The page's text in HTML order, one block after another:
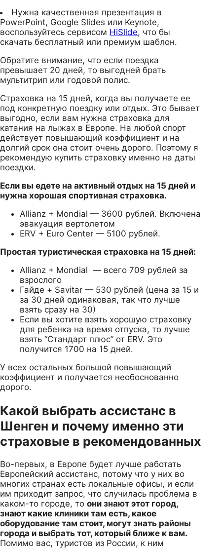
Нужна качественная презентация в
PowerPoint, Google Slides или Keynote,
воспользуйтесь сервисом HiSlide, что бы
скачать бесплатный или премиум шаблон.
Обратите внимание, что если поездка
превышает 20 дней, то выгодней брать
мультитрип или годовой полис.
Страховка на 15 дней, когда вы получаете ее
под конкретную поездку или отдых. Это бывает
выгодно, если вам нужна страховка для
катания на лыжах в Европе. На любой спорт
действует повышающий коэффициент и на
долгий срок она стоит очень дорого. Поэтому я
рекомендую купить страховку именно на даты
поездки.
Если вы едете на активный отдых на 15 дней и
нужна хорошая спортивная страховка.
Allianz + Mondial — 3600 рублей. Включена
эвакуация вертолетом
ERV + Euro Center — 5100 рублей.
Простая туристическая страховка на 15 дней:
Allianz + Mondial — всего 709 рублей за
взрослого
Гайде + Savitar — 530 рублей (цена за 15 и
за 30 дней одинаковая, так что лучше
взять сразу на 30)
Если вы хотите взять хорошую страховку
для ребенка на время отпуска, то лучше
взять “Стандарт плюс” от ERV. Это
получится 1700 на 15 дней.
У всех остальных большой повышающий
коэффициент и получается необоснованно
дорого.
Какой выбрать ассистанс в
Шенген и почему именно эти
страховые в рекомендованных
Во-первых, в Европе будет лучше работать
Европейский ассистанс, потому что у них во
многих странах есть локальные офисы, и если
им приходит запрос, что случилась проблема в
каком-то городе, то они знают этот город,
знают какие клиники там есть, какое
оборудование там стоит, могут знать районы
города и выбрать тот, который ближе к вам.
Помимо вас, туристов из России, к ним